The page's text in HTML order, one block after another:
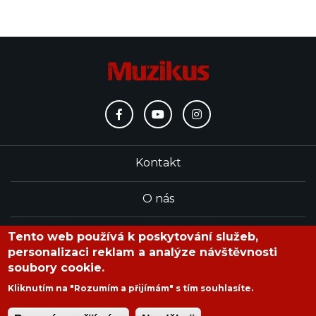
Kontakt
O nás
Redakce
Tento web používá k poskytování služeb,
personalizaci reklam a analýze návštěvnosti
soubory cookie.
Kliknutím na "Rozumím a přijímám" s tím souhlasíte.